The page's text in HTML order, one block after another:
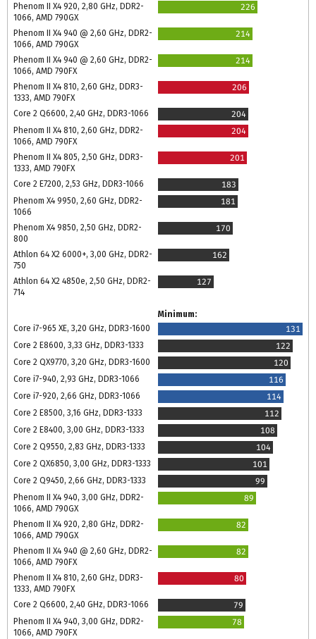
Phenom II X4 920, 2,80 GHz, DDR2-
1066, AMD 790GX
226
Phenom II X4 940 @ 2,60 GHz, DDR2-
1066, AMD 790GX
214
Phenom II X4 940 @ 2,60 GHz, DDR2-
1066, AMD 790FX
214
Phenom II X4 810, 2,60 GHz, DDR3-
1333, AMD 790FX
206
Core 2 Q6600, 2,40 GHz, DDR3-1066
204
Phenom II X4 810, 2,60 GHz, DDR2-
1066, AMD 790FX
204
Phenom II X4 805, 2,50 GHz, DDR3-
1333, AMD 790FX
201
Core 2 E7200, 2,53 GHz, DDR3-1066
183
Phenom X4 9950, 2,60 GHz, DDR2-
1066
181
Phenom X4 9850, 2,50 GHz, DDR2-
800
170
Athlon 64 X2 6000+, 3,00 GHz, DDR2-
750
162
Athlon 64 X2 4850e, 2,50 GHz, DDR2-
714
127
Minimum:
Core i7-965 XE, 3,20 GHz, DDR3-1600
131
Core 2 E8600, 3,33 GHz, DDR3-1333
122
Core 2 QX9770, 3,20 GHz, DDR3-1600
120
Core i7-940, 2,93 GHz, DDR3-1066
116
Core i7-920, 2,66 GHz, DDR3-1066
114
Core 2 E8500, 3,16 GHz, DDR3-1333
112
Core 2 E8400, 3,00 GHz, DDR3-1333
108
Core 2 Q9550, 2,83 GHz, DDR3-1333
104
Core 2 QX6850, 3,00 GHz, DDR3-1333
101
Core 2 Q9450, 2,66 GHz, DDR3-1333
99
Phenom II X4 940, 3,00 GHz, DDR2-
1066, AMD 790GX
89
Phenom II X4 920, 2,80 GHz, DDR2-
1066, AMD 790GX
82
Phenom II X4 940 @ 2,60 GHz, DDR2-
1066, AMD 790FX
82
Phenom II X4 810, 2,60 GHz, DDR3-
1333, AMD 790FX
80
Core 2 Q6600, 2,40 GHz, DDR3-1066
79
Phenom II X4 940, 3,00 GHz, DDR2-
1066, AMD 790FX
78